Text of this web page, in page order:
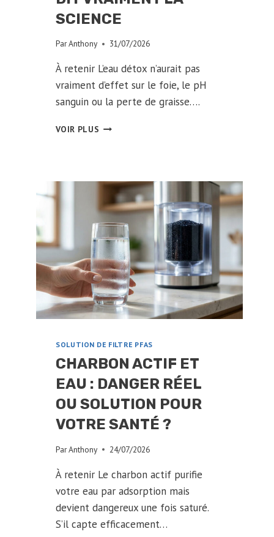
SCIENCE
ParAnthony 31/07/2026
À retenir L’eau détox n’aurait pas
vraiment d’effet sur le foie, le pH
sanguin ou la perte de graisse….
VOIR PLUS EAU
RÉALITÉ
CE
QUE
DIT
VRAIMENT
LA
SCIENCE
SOLUTION DE FILTRE PFAS
CHARBON ACTIF ET
EAU : DANGER RÉEL
OU SOLUTION POUR
VOTRE SANTÉ ?
ParAnthony 24/07/2026
À retenir Le charbon actif purifie
votre eau par adsorption mais
devient dangereux une fois saturé.
S’il capte efficacement…